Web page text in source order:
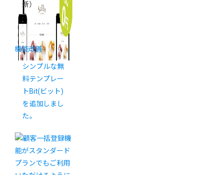
新）
機能改善
シンプルな無
料テンプレー
トBit(ビット)
を追加しまし
た。